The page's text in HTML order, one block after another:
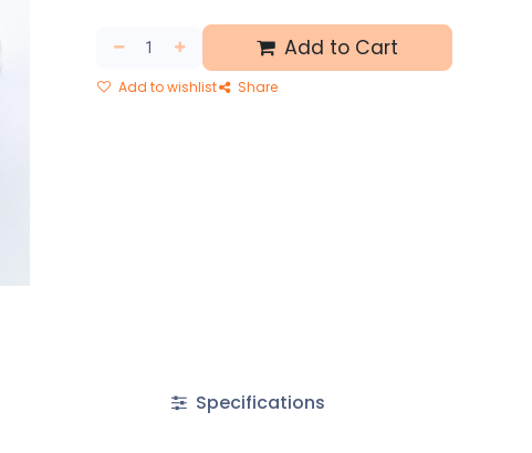
Add to Cart
Add to wishlist Share
Specifications